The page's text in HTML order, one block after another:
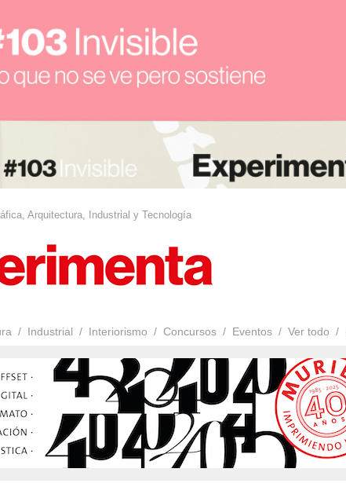
Arquitectura, Industrial y Tecnología
Industrial Interiorismo Concursos Eventos Ver todo